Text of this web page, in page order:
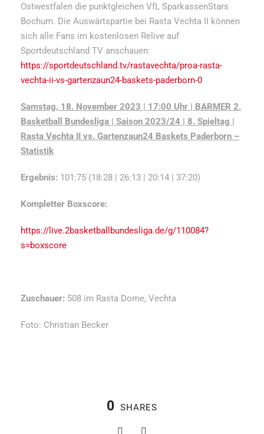
Ostwestfalen die punktgleichen VfL SparkassenStars
Bochum. Die Auswärtspartie bei Rasta Vechta II können
sich alle Fans im kostenlosen Relive auf
Sportdeutschland TV anschauen:
https://sportdeutschland.tv/rastavechta/proa-rasta-
vechta-ii-vs-gartenzaun24-baskets-paderborn-0
Samstag, 18. November 2023 | 17:00 Uhr | BARMER 2.
Basketball Bundesliga | Saison 2023/24 | 8. Spieltag |
Rasta Vechta II vs. Gartenzaun24 Baskets Paderborn –
Statistik
Ergebnis: 101:75 (18:28 | 26:13 | 20:14 | 37:20)
Kompletter Boxscore:
https://live.2basketballbundesliga.de/g/110084?
s=boxscore
Zuschauer: 508 im Rasta Dome, Vechta
Foto: Christian Becker
0 SHARES